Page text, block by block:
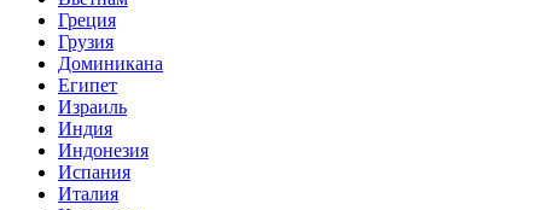
Греция
Грузия
Доминикана
Египет
Израиль
Индия
Индонезия
Испания
Италия